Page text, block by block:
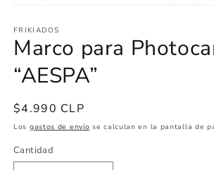
multimedia
1
en
ventana
modal
FRIKIADOS
Marco para
“AESPA”
Precio
habitual
$4.990 CLP
Los gastos de envío se calculan en la pantalla de
Cantidad
Cantidad